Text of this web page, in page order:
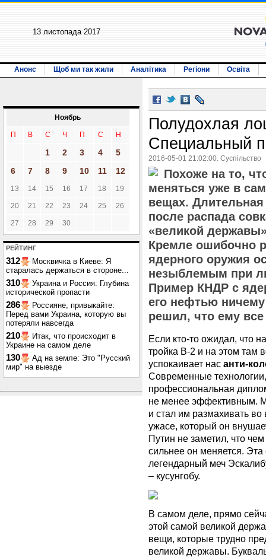
13 листопада 2017
Анонс Щоб ми так жили Аналітика Регіони Освіта
Ноябрь
П В С Ч П С Н
1 2 3 4
5
6
7 8 9 10 11 12
13 14 15 16 17 18 19
20 21 22 23 24 25 26
27 28 29 30
РЕЙТИНГ
312
Москвичка в Киеве: Я
старалась держаться в стороне...
310
Украина и Россия: Глубина
исторической пропасти
286
Россияне, привыкайте:
Перед вами Украина, которую вы
потеряли навсегда
210
Итак, что происходит в
Украине на самом деле
130
Ад на земле: Это "Русский
мир" на выезде
Полудохлая
Специальный
2016-05-01 21:02:00. Суспільство
Похоже на то,
меняться уже в
вещах. Длительная
после распада
«великой
Кремле ошибочно
ядерного оружия
незыблемым при
Пример КНДР с
его нефтью
решил, что ему
Если кто-то ожидал, что
тройка В-2 и на этом там
успокаивает нас анти-
Современные
профессиональная
не менее эффективным.
и стал им размахивать
ужасе, который он
Путин не заметил, что
сильнее он меняется. Эта
легендарный меч
– кусунгобу.
В самом деле, прямо
этой самой великой
вещи, которые трудно
великой державы.